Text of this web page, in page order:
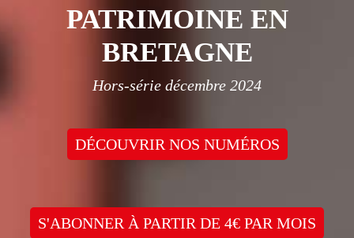
PATRIMOINE EN
BRETAGNE
Hors-série décembre 2024
DÉCOUVRIR NOS NUMÉROS
S'ABONNER À PARTIR DE 4€ PAR MOIS